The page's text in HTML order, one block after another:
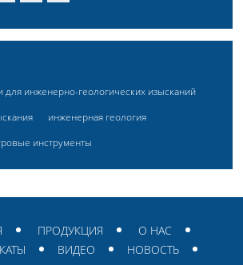
для инженерно-геологических изысканий
инженерная геология
инструменты
ПРОДУКЦИЯ
О НАС
ВИДЕО
НОВОСТЬ